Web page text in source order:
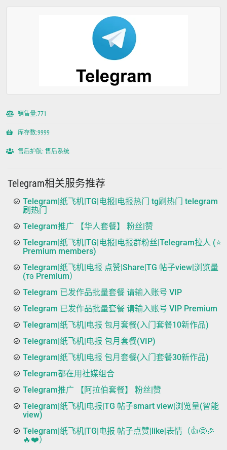
销售量:771
库存数:9999
售后护航: 售后系统
Telegram相关服务推荐
Telegram|纸飞机|TG|电报|电报热门 tg刷热门 telegram
刷热门
Telegram推广 【华人套餐】 粉丝|赞
Telegram|纸飞机|TG|电报|电报群粉丝|Telegram拉人 (⭐
Premium members)
Telegram|纸飞机|电报 点赞|Share|TG 帖子view|浏览量
(ᴛɢ Premium）
Telegram 已发作品批量套餐 请输入账号 VIP
Telegram 已发作品批量套餐 请输入账号 VIP Premium
Telegram|纸飞机|电报 包月套餐(入门套餐10新作品)
Telegram|纸飞机|电报 包月套餐(VIP)
Telegram|纸飞机|电报 包月套餐(入门套餐30新作品)
Telegram都在用社媒组合
Telegram推广 【阿拉伯套餐】 粉丝|赞
Telegram|纸飞机|电报|TG 帖子smart view|浏览量(智能
view)
Telegram|纸飞机|TG|电报 帖子点赞|like|表情（👍🤩🎉
🔥❤️）